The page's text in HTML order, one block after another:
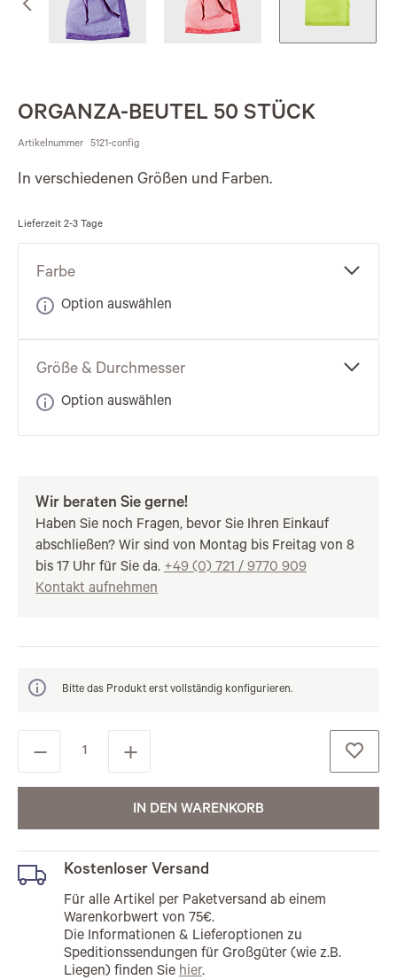
ORGANZA-BEUTEL 50 STÜCK
Artikelnummer 5121-config
In verschiedenen Größen und Farben.
Lieferzeit 2-3 Tage
Farbe
Option auswählen
Größe & Durchmesser
Option auswählen
Wir beraten Sie gerne!
Haben Sie noch Fragen, bevor Sie Ihren Einkauf
abschließen? Wir sind von Montag bis Freitag von 8
bis 17 Uhr für Sie da. +49 (0) 721 / 9770 909
Kontakt aufnehmen
Bitte das Produkt erst vollständig konfigurieren.
IN DEN WARENKORB
Kostenloser Versand
Für alle Artikel per Paketversand ab einem
Warenkorbwert von 75€.
Die Informationen & Lieferoptionen zu
Speditionssendungen für Großgüter (wie z.B.
Liegen) finden Sie hier.